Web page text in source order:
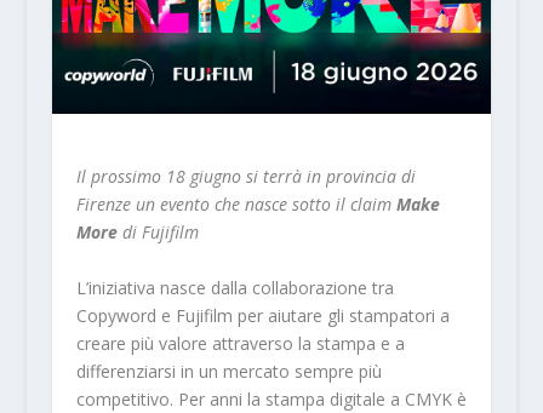
Il prossimo 18 giugno si terrà in provincia di
Firenze un evento che nasce sotto il claim Make
Moredi Fujifilm
L’iniziativa nasce dalla collaborazione tra
Copyword e Fujifilm per aiutare gli stampatori a
creare più valore attraverso la stampa e a
differenziarsi in un mercato sempre più
competitivo. Per anni la stampa digitale a CMYK è